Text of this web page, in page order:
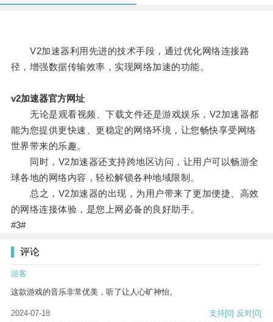
V2加速器利用先进的技术手段，通过优化网络连接路
径，增强数据传输效率，实现网络加速的功能。
v2加速器官方网址
无论是观看视频、下载文件还是游戏娱乐，V2加速器都
能为您提供更快速、更稳定的网络环境，让您畅快享受网络
世界带来的乐趣。
同时，V2加速器还支持跨地区访问，让用户可以畅游全
球各地的网络内容，轻松解锁各种地域限制。
总之，V2加速器的出现，为用户带来了更加便捷、高效
的网络连接体验，是您上网必备的良好助手。
#3#
评论
游客
这款游戏的音乐非常优美，听了让人心旷神怡。
2024-07-18 支持[0] 反对[0]